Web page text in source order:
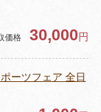
価格 30,000円
ーツフェア 全日